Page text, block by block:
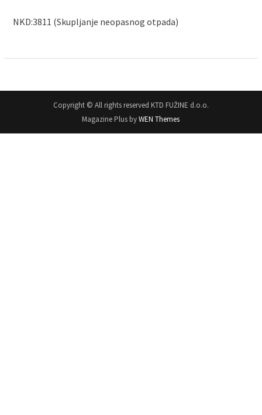
NKD:3811 (Skupljanje neopasnog otpada)
Copyright © All rights reserved KTD FUŽINE d.o.o.
Magazine Plus byWEN Themes